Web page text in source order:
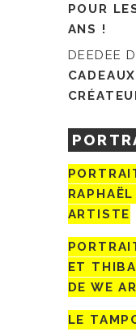
POUR
ANS !
DEEDEE
ARTISTE
ET
DE WE
LE